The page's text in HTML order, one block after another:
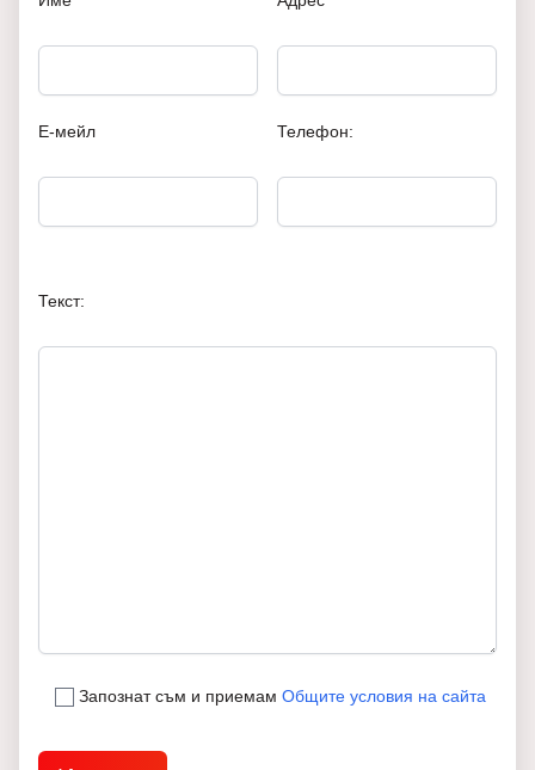
Е-мейл Телефон:
Текст:
Запознат съм и приемам Общите условия на сайта